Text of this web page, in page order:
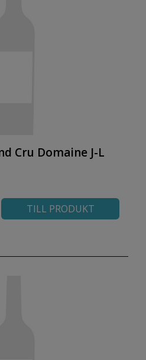
Cru Domaine J-L
TILL PRODUKT